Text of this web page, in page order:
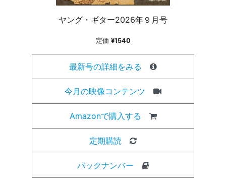
ヤング・ギター2026年９月号
定価 ¥1540
最新号の詳細をみる
今月の映像コンテンツ
Amazonで購入する
定期購読
バックナンバー